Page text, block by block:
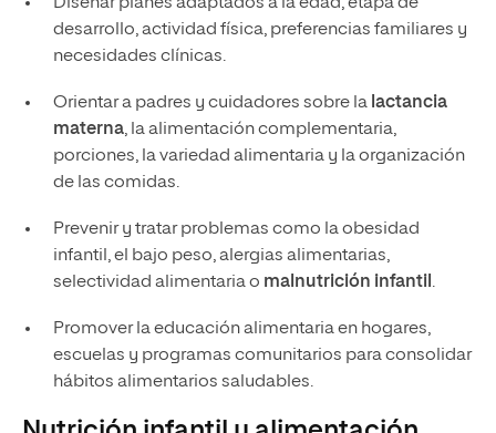
desarrollo, actividad física, preferencias familiares y
necesidades clínicas.
Orientar a padres y cuidadores sobre la lactancia
materna, la alimentación complementaria,
porciones, la variedad alimentaria y la organización
de las comidas.
Prevenir y tratar problemas como la obesidad
infantil, el bajo peso, alergias alimentarias,
selectividad alimentaria o malnutrición infantil .
Promover la educación alimentaria en hogares,
escuelas y programas comunitarios para consolidar
hábitos alimentarios saludables.